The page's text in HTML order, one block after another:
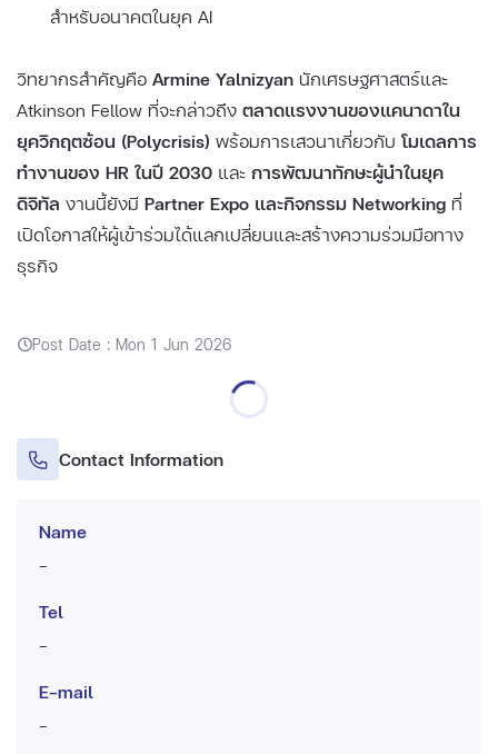
สำหรับอนาคตในยุค AI
วิทยากรสำคัญคือ Armine Yalnizyan นักเศรษฐศาสตร์และ
Atkinson Fellow ที่จะกล่าวถึง ตลาดแรงงานของแคนาดาใน
ยุควิกฤตซ้อน (Polycrisis) พร้อมการเสวนาเกี่ยวกับโมเดลการ
ทำงานของ HR ในปี 2030 และ การพัฒนาทักษะผู้นำในยุค
ดิจิทัล งานนี้ยังมี Partner Expo และกิจกรรม Networking ที่
เปิดโอกาสให้ผู้เข้าร่วมได้แลกเปลี่ยนและสร้างความร่วมมือทาง
ธุรกิจ
Post Date : Mon 1 Jun 2026
Contact Information
Name
-
Tel
-
E-mail
-